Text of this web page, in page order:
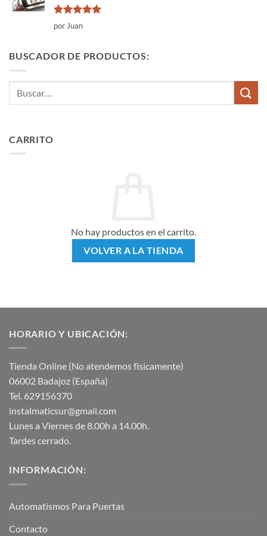
Valorado
con
por Juan
BUSCADOR DE PRODUCTOS:
CARRITO
No hay productos en el carrito.
VOLVER A LA TIENDA
HORARIO Y UBICACIÓN:
Tienda Online (No atendemos físicamente)
06002 Badajoz (España)
Tel. 629156370
instalmaticsur@gmail.com
Lunes a Viernes de 8.00h a 14.00h.
Tardes cerrado.
INFORMACIÓN:
Automatismos Para Puertas
Contacto